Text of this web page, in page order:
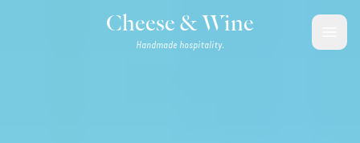
Cheese & Wine
Handmade hospitality.